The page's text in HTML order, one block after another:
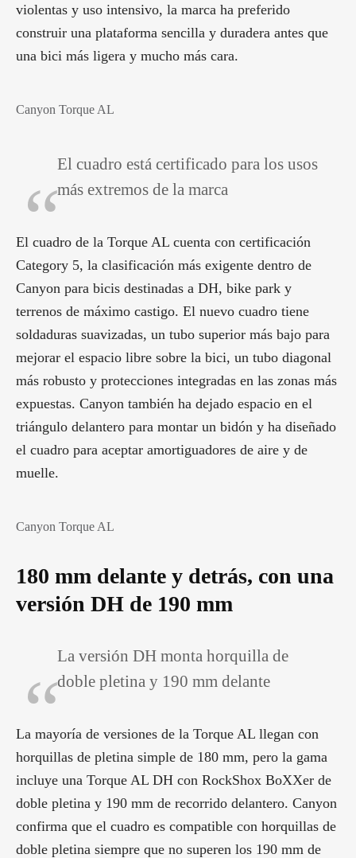
violentas y uso intensivo, la marca ha preferido
construir una plataforma sencilla y duradera antes que
una bici más ligera y mucho más cara.
Canyon Torque AL
El cuadro está certificado para los usos
más extremos de la marca
El cuadro de la Torque AL cuenta con certificación
Category 5, la clasificación más exigente dentro de
Canyon para bicis destinadas a DH, bike park y
terrenos de máximo castigo. El nuevo cuadro tiene
soldaduras suavizadas, un tubo superior más bajo para
mejorar el espacio libre sobre la bici, un tubo diagonal
más robusto y protecciones integradas en las zonas más
expuestas. Canyon también ha dejado espacio en el
triángulo delantero para montar un bidón y ha diseñado
el cuadro para aceptar amortiguadores de aire y de
muelle.
Canyon Torque AL
180 mm delante y detrás, con una
versión DH de 190 mm
La versión DH monta horquilla de
doble pletina y 190 mm delante
La mayoría de versiones de la Torque AL llegan con
horquillas de pletina simple de 180 mm, pero la gama
incluye una Torque AL DH con RockShox BoXXer de
doble pletina y 190 mm de recorrido delantero. Canyon
confirma que el cuadro es compatible con horquillas de
doble pletina siempre que no superen los 190 mm de